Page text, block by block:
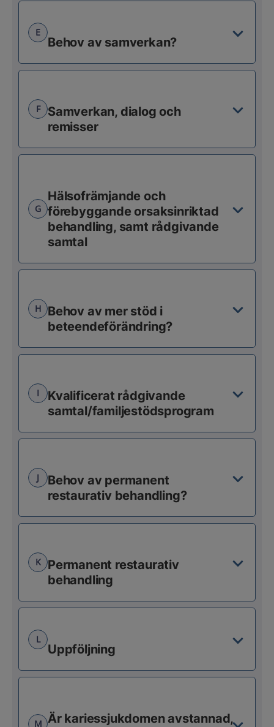
E
Behov av samverkan?
F
Samverkan, dialog och
remisser
G
Hälsofrämjande och
förebyggande orsaksinriktad
behandling, samt rådgivande
samtal
H
Behov av mer stöd i
beteendeförändring?
I
Kvalificerat rådgivande
samtal/familjestödsprogram
J
Behov av permanent
restaurativ behandling?
K
Permanent restaurativ
behandling
L
Uppföljning
M Är kariessjukdomen avstannad,